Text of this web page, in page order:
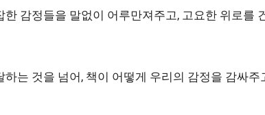
한 감정들을 말없이 어루만져주고, 고요한 위로를
하는 것을 넘어, 책이 어떻게 우리의 감정을 감싸